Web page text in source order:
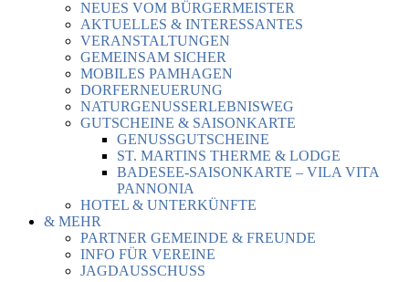
NEUES VOM BÜRGERMEISTER
AKTUELLES & INTERESSANTES
VERANSTALTUNGEN
GEMEINSAM SICHER
MOBILES PAMHAGEN
DORFERNEUERUNG
NATURGENUSSERLEBNISWEG
GUTSCHEINE & SAISONKARTE
GENUSSGUTSCHEINE
ST. MARTINS THERME & LODGE
BADESEE-SAISONKARTE – VILA VITA
PANNONIA
HOTEL & UNTERKÜNFTE
& MEHR
PARTNER GEMEINDE & FREUNDE
INFO FÜR VEREINE
JAGDAUSSCHUSS